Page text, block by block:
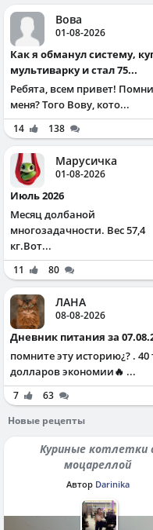
Вова
01-08-2026
Как я обманул систему, купил
мультиварку и стал 75...
Ребята, всем привет!
меня? Того Вову, кото...
14 138
Марусичка
01-08-2026
Июль 2026
Месяц долбаной
многозадачности. Вес 57,4
кг.Вот...
11 80
ЛАНА
08-08-2026
Дневник питания за
помните эту историю¿? . 40
долларов экономии🔥 ...
7
63
Новые рецепты
Куриные котлетки с
моцареллой
Автор Darinika